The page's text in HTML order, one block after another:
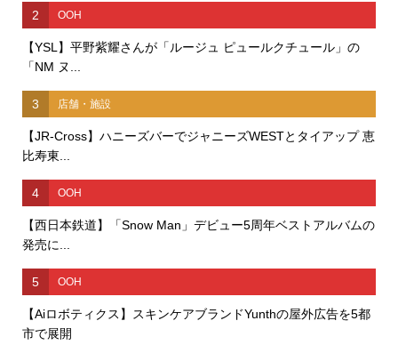
2 OOH
【YSL】平野紫耀さんが「ルージュ ピュールクチュール」の
「NM ヌ...
3 店舗・施設
【JR-Cross】ハニーズバーでジャニーズWESTとタイアップ 恵
比寿東...
4 OOH
【西日本鉄道】「Snow Man」デビュー5周年ベストアルバムの
発売に...
5 OOH
【Aiロボティクス】スキンケアブランドYunthの屋外広告を5都
市で展開